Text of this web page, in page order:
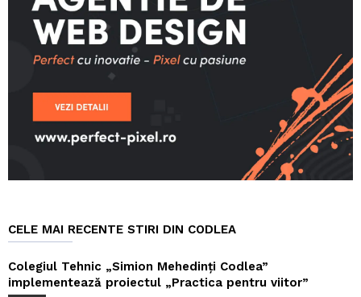
CELE MAI RECENTE STIRI DIN CODLEA
Colegiul Tehnic „Simion Mehedinți Codlea”
implementează proiectul „Practica pentru viitor”